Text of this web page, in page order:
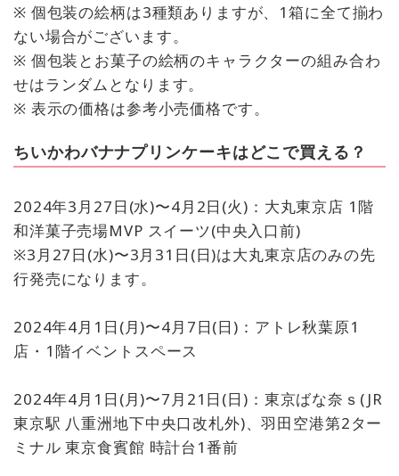
※ 個包装の絵柄は3種類ありますが、1箱に全て揃わ
ない場合がございます。
※ 個包装とお菓子の絵柄のキャラクターの組み合わ
せはランダムとなります。
※ 表⽰の価格は参考⼩売価格です。
ちいかわバナナプリンケーキはどこで買える？
2024年3月27日(水)〜4月2日(火)：大丸東京店 1階
和洋菓子売場MVP スイーツ(中央入口前)
※3月27日(水)〜3月31日(日)は大丸東京店のみの先
行発売になります。
2024年4月1日(月)〜4月7日(日)：アトレ秋葉原1
店・1階イベントスペース
2024年4月1日(月)〜7月21日(日)：東京ばな奈ｓ(JR
東京駅 ⼋重洲地下中央口改札外)、羽田空港第2ター
ミナル 東京食賓館 時計台1番前